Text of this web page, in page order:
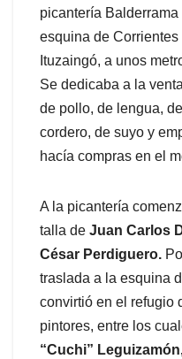
picantería
esquina de
Ituzaingó, a unos
Se dedicaba a la
de pollo, de lengua,
cordero, de suyo y
hacía compras en el
A la picantería
talla de Juan Carlos
César Perdiguero.
traslada a la esquina
convirtió en el refugio
pintores, entre los
“Cuchi”